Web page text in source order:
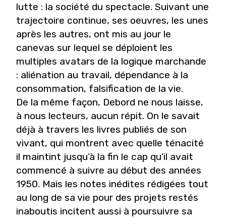
lutte : la société du spectacle. Suivant une
trajectoire continue, ses oeuvres, les unes
après les autres, ont mis au jour le
canevas sur lequel se déploient les
multiples avatars de la logique marchande
: aliénation au travail, dépendance à la
consommation, falsification de la vie.
De la même façon, Debord ne nous laisse,
à nous lecteurs, aucun répit. On le savait
déjà à travers les livres publiés de son
vivant, qui montrent avec quelle ténacité
il maintint jusqu’à la fin le cap qu’il avait
commencé à suivre au début des années
1950. Mais les notes inédites rédigées tout
au long de sa vie pour des projets restés
inaboutis incitent aussi à poursuivre sa